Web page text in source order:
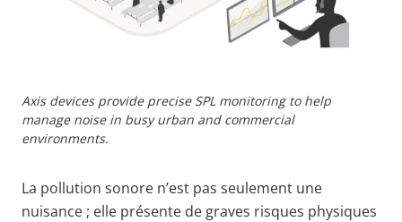
Axis devices provide precise SPL monitoring to help
manage noise in busy urban and commercial
environments.
La pollution sonore n’est pas seulement une
nuisance ; elle présente de graves risques physiques